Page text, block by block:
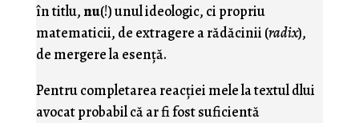
în titlu,nu(!) unul ideologic, ci propriu
matematicii, de extragere a rădăcinii (radix),
de mergere la esenţă.
Pentru completarea reacţiei mele la textul dlui
avocat probabil că ar fi fost suficientă